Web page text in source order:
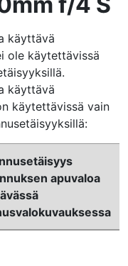
käyttävä
ole käytettävissä
käyttävä
käytettävissä vain
apuvaloa